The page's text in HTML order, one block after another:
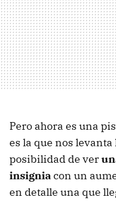
Pero ahora es una
es la que nos
posibilidad de ver
insigniacon un
en detalle una que